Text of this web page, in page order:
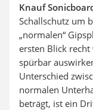
Knauf
Schallschutz um
„normalen“
ersten Blick
spürbar
Unterschied
normalen
beträgt, ist ein